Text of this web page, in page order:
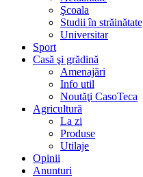
Şcoala
Studii în străinătate
Universitar
Sport
Casă şi grădină
Amenajări
Info util
Noutăţi CasoTeca
Agricultură
La zi
Produse
Utilaje
Opinii
Anunturi